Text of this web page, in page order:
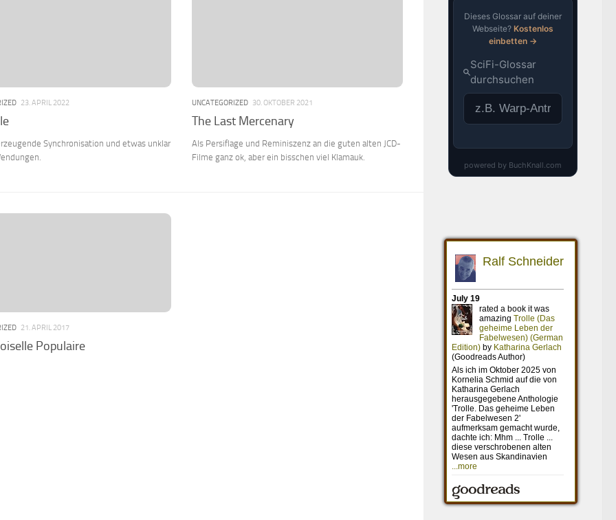
23. APRIL 2022
Synchronisation und etwas unklar
UNCATEGORIZED 30. OKTOBER 2021
The Last Mercenary
Als Persiflage und Reminiszenz an die guten alten JCD-
Filme ganz ok, aber ein bisschen viel Klamauk.
21. APRIL 2017
Populaire